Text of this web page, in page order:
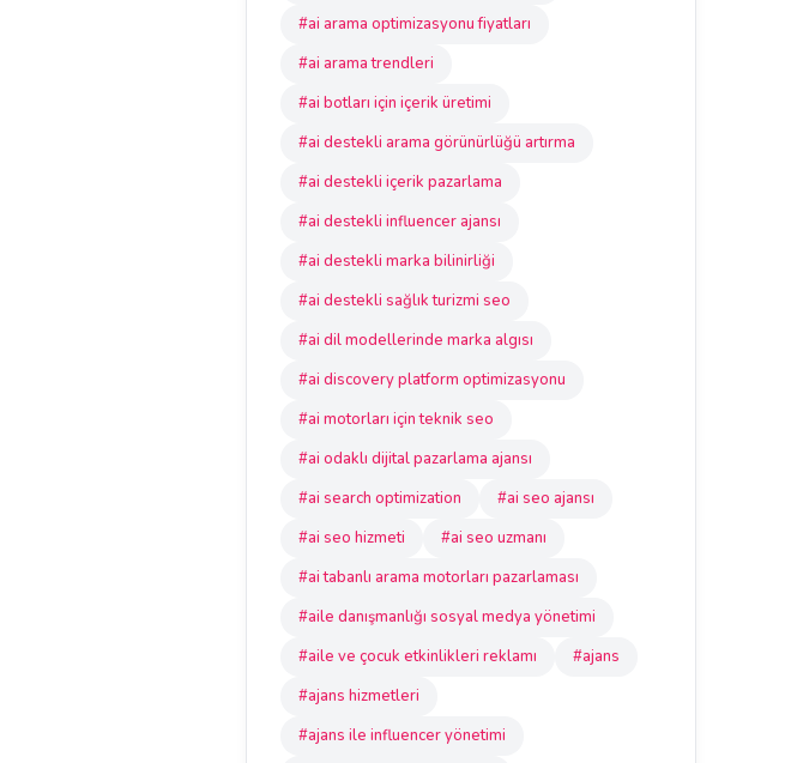
#ai arama optimizasyonu fiyatları
#ai arama trendleri
#ai botları için içerik üretimi
#ai destekli arama görünürlüğü artırma
#ai destekli içerik pazarlama
#ai destekli influencer ajansı
#ai destekli marka bilinirliği
#ai destekli sağlık turizmi seo
#ai dil modellerinde marka algısı
#ai discovery platform optimizasyonu
#ai motorları için teknik seo
#ai odaklı dijital pazarlama ajansı
#ai search optimization
#ai seo ajansı
#ai seo hizmeti
#ai seo uzmanı
#ai tabanlı arama motorları pazarlaması
#aile danışmanlığı sosyal medya yönetimi
#aile ve çocuk etkinlikleri reklamı
#ajans
#ajans hizmetleri
#ajans ile influencer yönetimi